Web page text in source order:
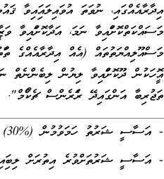
އިދާރާއެއްގައި، ނުވަތަ އުވައިލައިފައިވާ
މަސައްކަތްކޮށްފައިވާ ނަމަ، އަދާކޮށްފައިވާ
މަސްއޫލިއްޔަތުތައް (އެއް އިދާރާއެއްގެ
ތަޖުރިބާ އަންގައިދޭ ރެފަރެންސް ޗެކްފޯމް".
- އަސާސީ ޝަރުތު ހަމަވުމުން (%30)
- އަސާސީ ޝަރުތަށްވުރެ އިތުރަށް